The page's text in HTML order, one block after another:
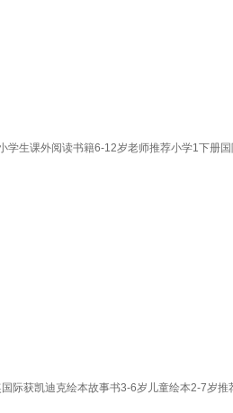
学生课外阅读书籍6-12岁老师推荐小学1下册
际获凯迪克绘本故事书3-6岁儿童绘本2-7岁